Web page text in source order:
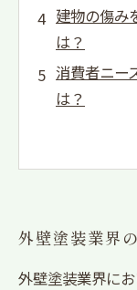
建物の傷み
は？
消費者ニー
は？
外壁塗装業界
外壁塗装業界に